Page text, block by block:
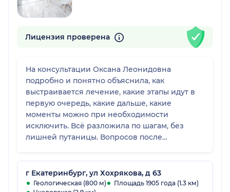
Лицензия проверена
На консультации Оксана Леонидовна
подробно и понятно объяснила, как
выстраивается лечение, какие этапы идут в
первую очередь, какие дальше, какие
моменты можно при необходимости
исключить. Всё разложила по шагам, без
лишней путаницы. Вопросов после
впечатление от врача положительное.
г Екатеринбург, ул Хохрякова, д 63
Геологическая (800 м)
Площадь 1905 года (1.3 км)